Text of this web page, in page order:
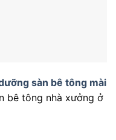
sàn bê tông mài
bê tông nhà xưởng ở